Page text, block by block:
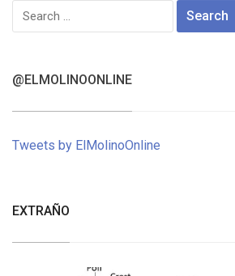
Search
for:
@ELMOLINOONLINE
Tweets by ElMolinoOnline
EXTRAÑO